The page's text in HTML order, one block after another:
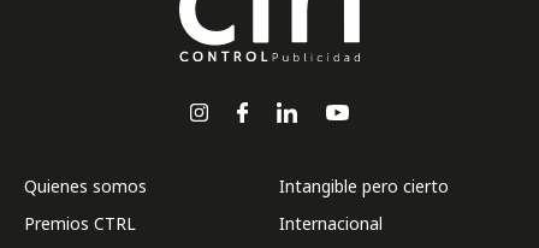
Quienes somos
Premios CTRL
Intangible pero cierto
Internacional